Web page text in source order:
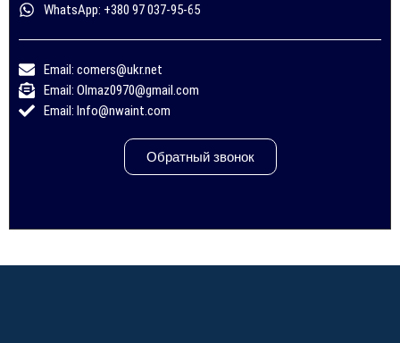
WhatsApp: +380 97 037-95-65
Email: comers@ukr.net
Email: Olmaz0970@gmail.com
Email: Info@nwaint.com
Обратный звонок